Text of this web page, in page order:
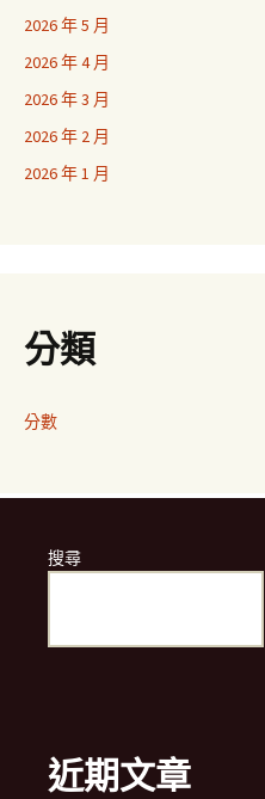
2026 年 5 月
2026 年 4 月
2026 年 3 月
2026 年 2 月
2026 年 1 月
分類
分數
搜尋
近期文章